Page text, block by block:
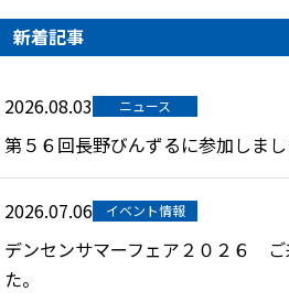
新着記事
2026.08.03 ニュース
第５６回長野びんずるに参加しまし
2026.07.06 イベント情報
デンセンサマーフェア２０２６ ご
た。